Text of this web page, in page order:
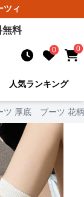
ツィ
無料
0 0
人気ランキング
厚底 ブーツ 花柄